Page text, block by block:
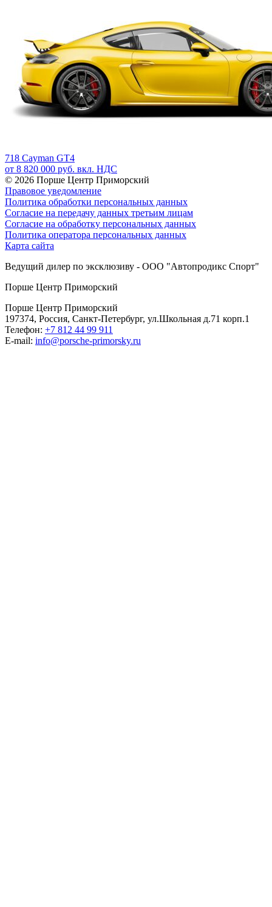
718 Cayman GT4
от 8 820 000 руб. вкл. НДС
© 2026 Порше Центр Приморский
Правовое уведомление
Политика обработки персональных данных
Согласие на передачу данных третьим лицам
Согласие на обработку персональных данных
Политика оператора персональных данных
Карта сайта
Ведущий дилер по эксклюзиву - ООО "Автопродикс Спорт"
Порше Центр Приморский
Порше Центр Приморский
197374, Россия, Санкт-Петербург, ул.Школьная д.71 корп.1
Телефон: +7 812 44 99 911
E-mail: info@porsche-primorsky.ru